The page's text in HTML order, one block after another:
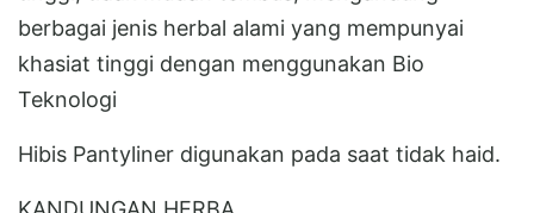
berbagai jenis herbal alami yang mempunyai
khasiat tinggi dengan menggunakan Bio
Teknologi
Hibis Pantyliner digunakan pada saat tidak haid.